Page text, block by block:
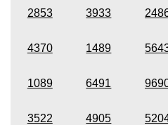
2853 3933
4370 1489
1089 6491
3522 4905